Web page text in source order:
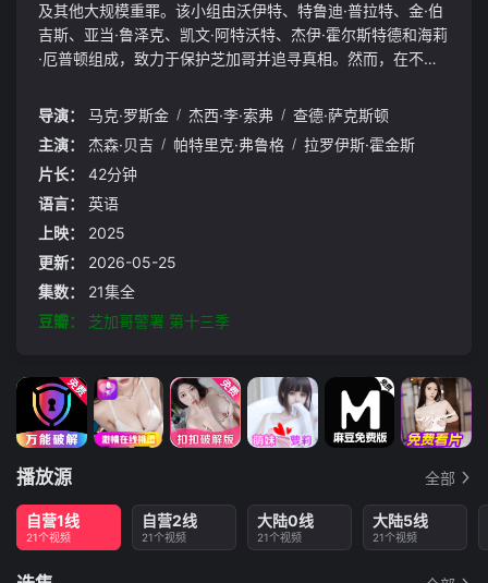
及其他大规模重罪。该小组由沃伊特、特鲁迪·普拉特、金·伯
吉斯、亚当·鲁泽克、凯文·阿特沃特、杰伊·霍尔斯特德和海莉
·厄普顿组成，致力于保护芝加哥并追寻真相。然而，在不断
必须学会适应不断变化的社会政治环境，并采用新的策略来打
导演： 马克·罗斯金 / 杰西·李·索弗 / 查德·萨克斯顿
主演：
杰森·贝吉 / 帕特里克·弗鲁格 / 拉罗伊斯·霍金斯
片长：
42分钟
语言：
英语
上映：
2025
更新：
2026-05-25
集数：
21集全
豆瓣：
芝加哥警署 第十三季
播放源 全部
自营1线
21个视频
自营2线
21个视频
大陆0线
21个视频
大陆5线
21个视频